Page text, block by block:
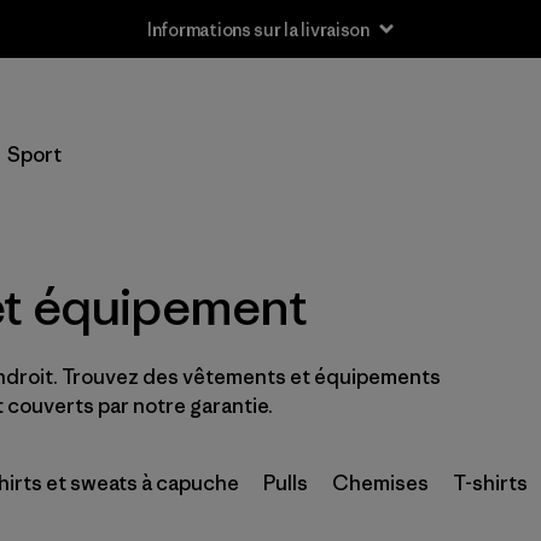
Informations sur la livraison
Sport
3-6m
12-18m (25)
équipement
Trouvez des vêtements et équipements
par notre garantie.
et sweats à capuche Pulls Chemises T-shirts